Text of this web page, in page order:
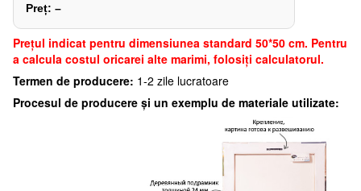
Preț: –
Preţul indicat pentru dimensiunea standard 50*50 cm. Pentru
a calcula costul oricarei alte marimi, folosiți calculatorul.
Termen de producere: 1-2 zile lucratoare
Procesul de producere și un exemplu de materiale utilizate: